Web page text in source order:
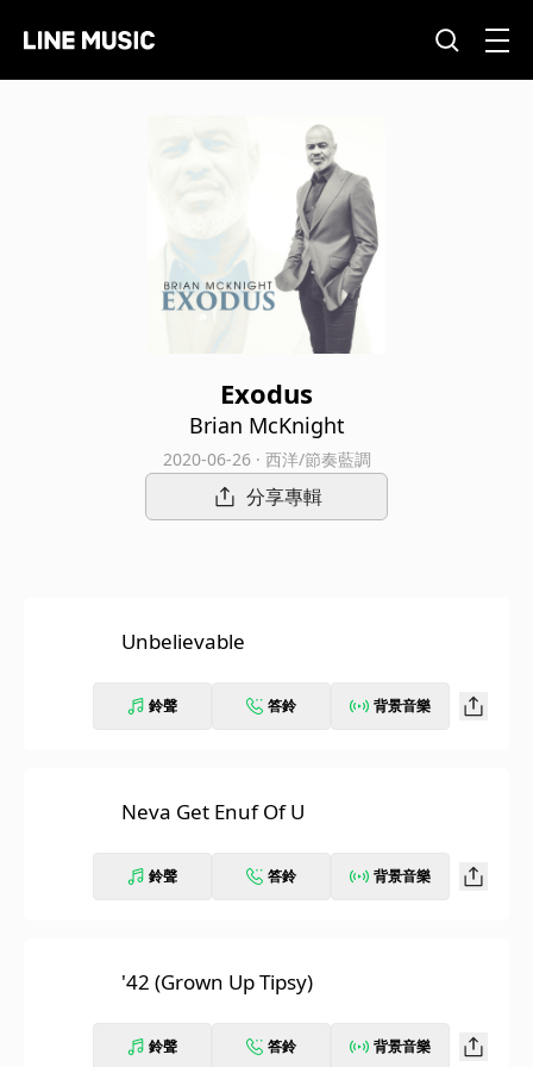
Exodus
Brian McKnight
2020-06-26 · 西洋/節奏藍調
分享專輯
Unbelievable
鈴聲 答鈴 背景音樂
Neva Get Enuf Of U
鈴聲 答鈴 背景音樂
'42 (Grown Up Tipsy)
鈴聲 答鈴 背景音樂